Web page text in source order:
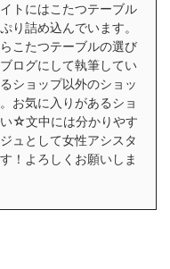
トにはこたつテーブル
り詰め込んでいます。
こたつテーブルの選び
ログにして執筆してい
ショップ以外のショッ
お気に入りがあるショ
☆文中には分かりやす
ュとして女性アシスタ
！よろしくお願いしま